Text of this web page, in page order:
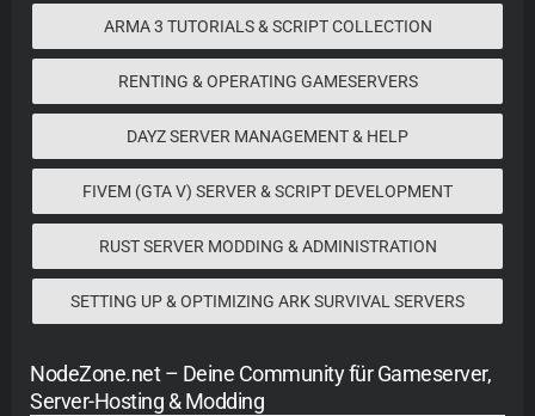
ARMA 3 TUTORIALS & SCRIPT COLLECTION
RENTING & OPERATING GAMESERVERS
DAYZ SERVER MANAGEMENT & HELP
FIVEM (GTA V) SERVER & SCRIPT DEVELOPMENT
RUST SERVER MODDING & ADMINISTRATION
SETTING UP & OPTIMIZING ARK SURVIVAL SERVERS
NodeZone.net – Deine Community für Gameserver,
Server-Hosting & Modding